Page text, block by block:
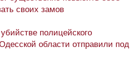
своих замов
полицейского
области отправили под